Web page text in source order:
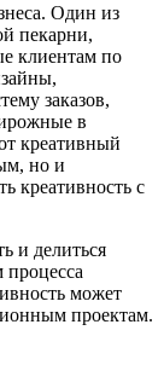
Один из
пекарни,
клиентам по
заказов,
в
креативный
но и
креативность с
и делиться
может
проектам.